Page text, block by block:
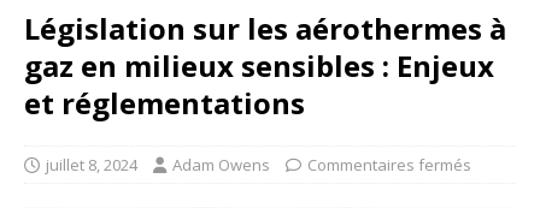
Législation sur les aérothermes à
gaz en milieux sensibles : Enjeux
et réglementations
juillet 8, 2024 Adam Owens Commentaires fermés